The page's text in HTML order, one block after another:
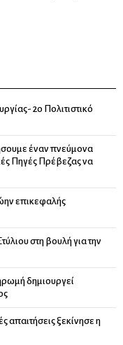
2ο Πολιτιστικό
έναν πνεύμονα
Πηγές Πρέβεζας να
επικεφαλής
στη βουλή για την
δημιουργεί
απαιτήσεις ξεκίνησε η